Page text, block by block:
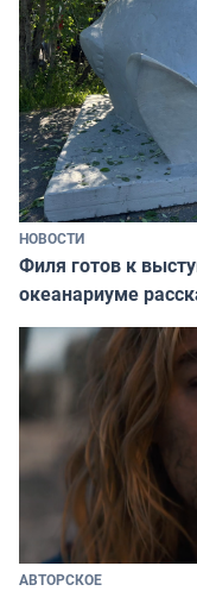
НОВОСТИ
Филя готов к
океанариуме
АВТОРСКОЕ